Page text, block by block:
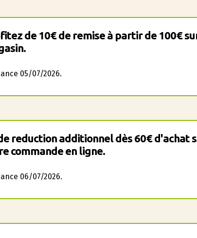
de 10€ de remise à partir de 100€
05/07/2026.
reduction additionnel dès 60€ d'achat
commande en ligne.
06/07/2026.